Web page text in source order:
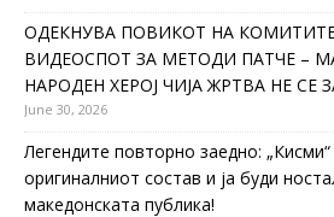
ОДЕКНУВА ПОВИКОТ НА
ВИДЕОСПОТ ЗА МЕТОДИ ПАТЧЕ –
НАРОДЕН ХЕРОЈ ЧИЈА ЖРТВА НЕ СЕ
June 30, 2026
Легендите повторно заедно:
оригиналниот состав и ја буди
македонската публика!